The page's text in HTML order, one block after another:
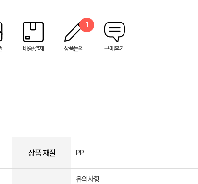
배송/결제 상품문의
1
구매후기
상품 재질 PP
유의사항